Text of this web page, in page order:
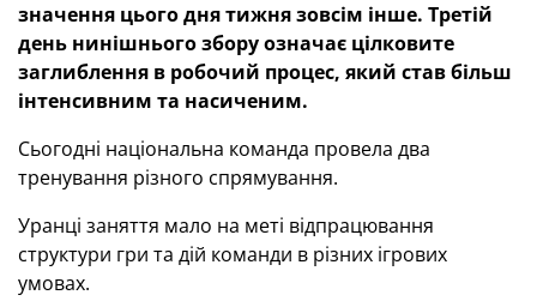
значення цього дня тижня зовсім інше. Третій
день нинішнього збору означає цілковите
заглиблення в робочий процес, який став більш
інтенсивним та насиченим.
Сьогодні національна команда провела два
тренування різного спрямування.
Уранці заняття мало на меті відпрацювання
структури гри та дій команди в різних ігрових
умовах.